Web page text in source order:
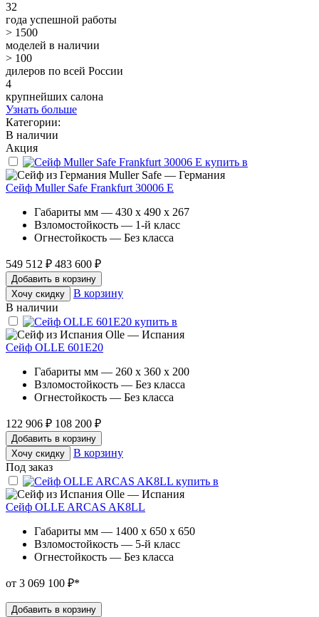
32
года успешной работы
> 1500
моделей в наличии
> 100
дилеров по всей России
4
крупнейших салона
Узнать больше
Категории:
В наличии
Акция
Muller Safe — Германия
Сейф Muller Safe Frankfurt 30006 E
Габариты мм — 430 x 490 x 267
Взломостойкость — 1-й класс
Огнестойкость — Без класса
549 512 ₽ 483 600 ₽
Добавить в корзину
Хочу скидку
В корзину
В наличии
Olle — Испания
Сейф OLLE 601E20
Габариты мм — 260 x 360 x 200
Взломостойкость — Без класса
Огнестойкость — Без класса
122 906 ₽ 108 200 ₽
Добавить в корзину
Хочу скидку
В корзину
Под заказ
Olle — Испания
Сейф OLLE ARCAS AK8LL
Габариты мм — 1400 x 650 x 650
Взломостойкость — 5-й класс
Огнестойкость — Без класса
от 3 069 100 ₽*
Добавить в корзину